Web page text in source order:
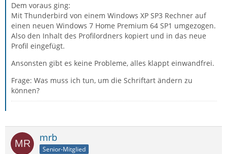
Dem voraus ging:
Mit Thunderbird von einem Windows XP SP3 Rechner auf
einen neuen Windows 7 Home Premium 64 SP1 umgezogen.
Also den Inhalt des Profilordners kopiert und in das neue
Profil eingefügt.
Ansonsten gibt es keine Probleme, alles klappt einwandfrei.
Frage: Was muss ich tun, um die Schriftart ändern zu
können?
mrb
Senior-Mitglied